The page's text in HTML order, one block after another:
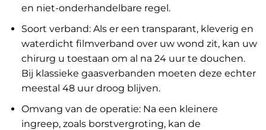
en niet-onderhandelbare regel.
Soort verband: Als er een transparant, kleverig en
waterdicht filmverband over uw wond zit, kan uw
chirurg u toestaan om al na 24 uur te douchen.
Bij klassieke gaasverbanden moeten deze echter
meestal 48 uur droog blijven.
Omvang van de operatie: Na een kleinere
ingreep, zoals borstvergroting, kan de